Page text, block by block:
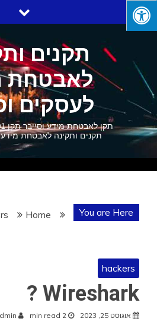
Skip
to
תקנים
לאבטחת
לעסקים
תקנים ותקינה לאבטחת מידע
You are Here
Home
hackers
Wireshark ?
אוגוסט 25, 2023 2 min read